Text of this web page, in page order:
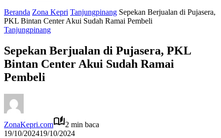
Beranda Zona Kepri Tanjungpinang Sepekan Berjualan di Pujasera,
PKL Bintan Center Akui Sudah Ramai Pembeli
Tanjungpinang
Sepekan Berjualan di Pujasera, PKL
Bintan Center Akui Sudah Ramai
Pembeli
ZonaKepri.com
2 min baca
19/10/202419/10/2024